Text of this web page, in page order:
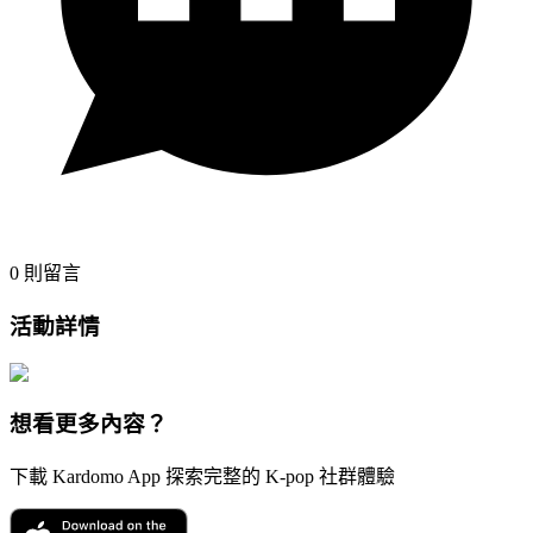
0 則留言
活動詳情
想看更多內容？
下載 Kardomo App 探索完整的 K-pop 社群體驗